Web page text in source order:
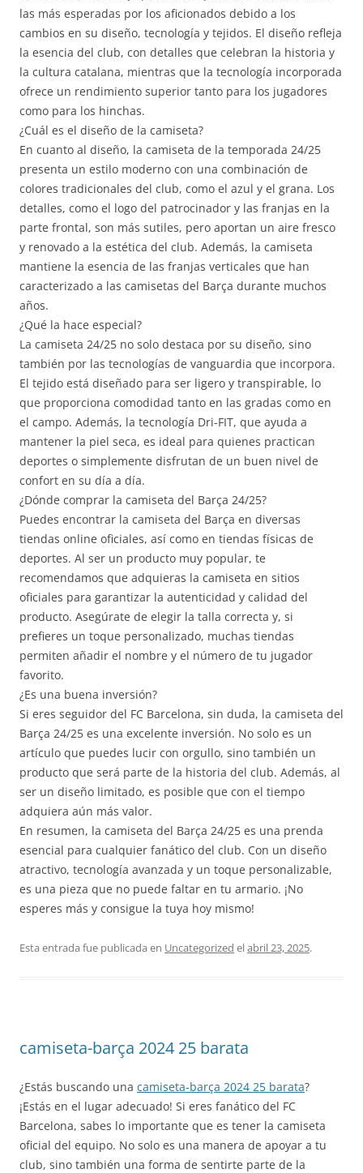
las más esperadas por los aficionados debido a los
cambios en su diseño, tecnología y tejidos. El diseño refleja
la esencia del club, con detalles que celebran la historia y
la cultura catalana, mientras que la tecnología incorporada
ofrece un rendimiento superior tanto para los jugadores
como para los hinchas.
¿Cuál es el diseño de la camiseta?
En cuanto al diseño, la camiseta de la temporada 24/25
presenta un estilo moderno con una combinación de
colores tradicionales del club, como el azul y el grana. Los
detalles, como el logo del patrocinador y las franjas en la
parte frontal, son más sutiles, pero aportan un aire fresco
y renovado a la estética del club. Además, la camiseta
mantiene la esencia de las franjas verticales que han
caracterizado a las camisetas del Barça durante muchos
años.
¿Qué la hace especial?
La camiseta 24/25 no solo destaca por su diseño, sino
también por las tecnologías de vanguardia que incorpora.
El tejido está diseñado para ser ligero y transpirable, lo
que proporciona comodidad tanto en las gradas como en
el campo. Además, la tecnología Dri-FIT, que ayuda a
mantener la piel seca, es ideal para quienes practican
deportes o simplemente disfrutan de un buen nivel de
confort en su día a día.
¿Dónde comprar la camiseta del Barça 24/25?
Puedes encontrar la camiseta del Barça en diversas
tiendas online oficiales, así como en tiendas físicas de
deportes. Al ser un producto muy popular, te
recomendamos que adquieras la camiseta en sitios
oficiales para garantizar la autenticidad y calidad del
producto. Asegúrate de elegir la talla correcta y, si
prefieres un toque personalizado, muchas tiendas
permiten añadir el nombre y el número de tu jugador
favorito.
¿Es una buena inversión?
Si eres seguidor del FC Barcelona, sin duda, la camiseta del
Barça 24/25 es una excelente inversión. No solo es un
artículo que puedes lucir con orgullo, sino también un
producto que será parte de la historia del club. Además, al
ser un diseño limitado, es posible que con el tiempo
adquiera aún más valor.
En resumen, la camiseta del Barça 24/25 es una prenda
esencial para cualquier fanático del club. Con un diseño
atractivo, tecnología avanzada y un toque personalizable,
es una pieza que no puede faltar en tu armario. ¡No
esperes más y consigue la tuya hoy mismo!
Esta entrada fue publicada en Uncategorized elabril 23, 2025.
camiseta-barça 2024 25 barata
¿Estás buscando una camiseta-barça 2024 25 barata?
¡Estás en el lugar adecuado! Si eres fanático del FC
Barcelona, sabes lo importante que es tener la camiseta
oficial del equipo. No solo es una manera de apoyar a tu
club, sino también una forma de sentirte parte de la